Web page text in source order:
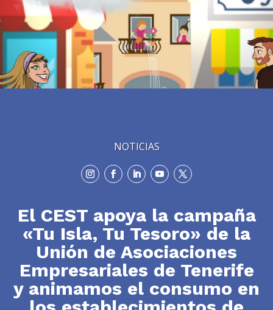
NOTICIAS
El CEST apoya la campaña
«Tu Isla, Tu Tesoro» de la
Unión de Asociaciones
Empresariales de Tenerife
y animamos el consumo en